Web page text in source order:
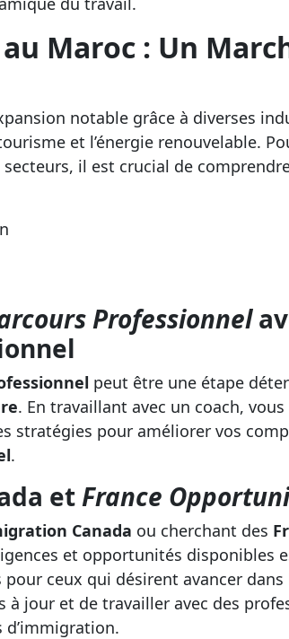
Maroc : Un
notable grâce à diverses
et l’énergie renouvelable.
il est crucial de
Professionnel
peut être une étape
. En travaillant avec un coach,
stratégies pour améliorer vos
.
etFrance
Canada ou cherchant des
et opportunités disponibles
ceux qui désirent avancer dans
à jour et de travailler avec des
d’immigration.